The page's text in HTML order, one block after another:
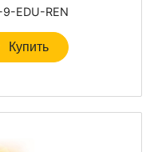
EDU-REN
Купить